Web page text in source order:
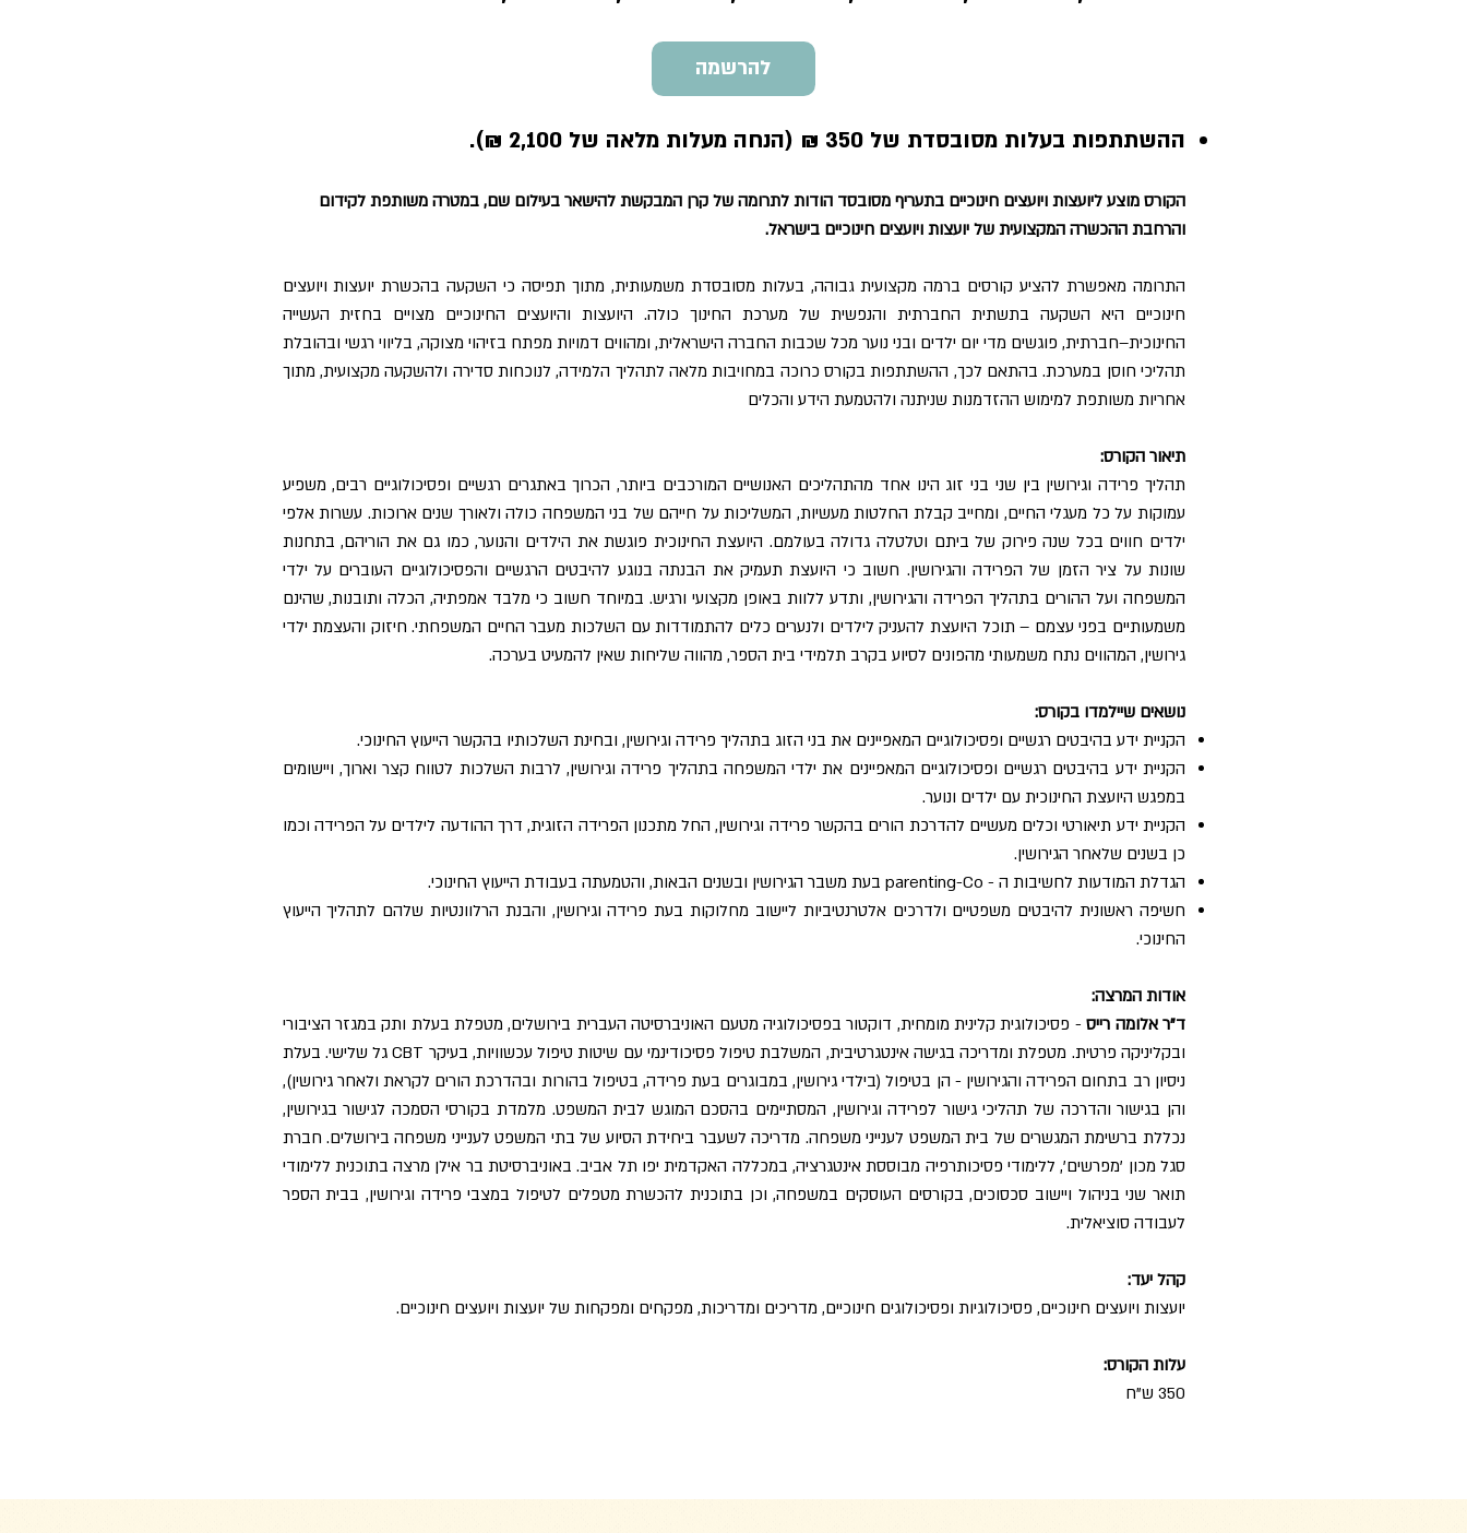
להרשמה
ההשתתפות בעלות מסובסדת של 350 ₪ (הנחה מעלות מלאה של 2,100 ₪).
הקורס מוצע ליועצות ויועצים חינוכיים בתעריף מסובסד הודות לתרומה של קרן המבקשת להישאר בעילום שם, במטרה משותפת לקידום
והרחבת ההכשרה המקצועית של יועצות ויועצים חינוכיים בישראל.
התרומה מאפשרת להציע קורסים ברמה מקצועית גבוהה, בעלות מסובסדת משמעותית, מתוך תפיסה כי השקעה בהכשרת יועצות ויועצים
חינוכיים היא השקעה בתשתית החברתית והנפשית של מערכת החינוך כולה. היועצות והיועצים החינוכיים מצויים בחזית העשייה
החינוכית–חברתית, פוגשים מדי יום ילדים ובני נוער מכל שכבות החברה הישראלית, ומהווים דמויות מפתח בזיהוי מצוקה, בליווי רגשי ובהובלת
תהליכי חוסן במערכת. בהתאם לכך, ההשתתפות בקורס כרוכה במחויבות מלאה לתהליך הלמידה, לנוכחות סדירה ולהשקעה מקצועית, מתוך
אחריות משותפת למימוש ההזדמנות שניתנה ולהטמעת הידע והכלים
תיאור הקורס:
תהליך פרידה וגירושין בין שני בני זוג הינו אחד מהתהליכים האנושיים המורכבים ביותר, הכרוך באתגרים רגשיים ופסיכולוגיים רבים, משפיע
עמוקות על כל מעגלי החיים, ומחייב קבלת החלטות מעשיות, המשליכות על חייהם של בני המשפחה כולה ולאורך שנים ארוכות. עשרות אלפי
ילדים חווים בכל שנה פירוק של ביתם וטלטלה גדולה בעולמם. היועצת החינוכית פוגשת את הילדים והנוער, כמו גם את הוריהם, בתחנות
שונות על ציר הזמן של הפרידה והגירושין. חשוב כי היועצת תעמיק את הבנתה בנוגע להיבטים הרגשיים והפסיכולוגיים העוברים על ילדי
המשפחה ועל ההורים בתהליך הפרידה והגירושין, ותדע ללוות באופן מקצועי ורגיש. במיוחד חשוב כי מלבד אמפתיה, הכלה ותובנות, שהינם
משמעותיים בפני עצמם – תוכל היועצת להעניק לילדים ולנערים כלים להתמודדות עם השלכות מעבר החיים המשפחתי. חיזוק והעצמת ילדי
גירושין, המהווים נתח משמעותי מהפונים לסיוע בקרב תלמידי בית הספר, מהווה שליחות שאין להמעיט בערכה.
נושאים שיילמדו בקורס:
הקניית ידע בהיבטים רגשיים ופסיכולוגיים המאפיינים את בני הזוג בתהליך פרידה וגירושין, ובחינת השלכותיו בהקשר הייעוץ החינוכי.
הקניית ידע בהיבטים רגשיים ופסיכולוגיים המאפיינים את ילדי המשפחה בתהליך פרידה וגירושין, לרבות השלכות לטווח קצר וארוך, ויישומים
במפגש היועצת החינוכית עם ילדים ונוער.
הקניית ידע תיאורטי וכלים מעשיים להדרכת הורים בהקשר פרידה וגירושין, החל מתכנון הפרידה הזוגית, דרך ההודעה לילדים על הפרידה וכמו
כן בשנים שלאחר הגירושין.
הגדלת המודעות לחשיבות ה - parenting-Co בעת משבר הגירושין ובשנים הבאות, והטמעתה בעבודת הייעוץ החינוכי.
חשיפה ראשונית להיבטים משפטיים ולדרכים אלטרנטיביות ליישוב מחלוקות בעת פרידה וגירושין, והבנת הרלוונטיות שלהם לתהליך הייעוץ
החינוכי.
אודות המרצה:
ד"ר אלומה רייס- פסיכולוגית קלינית מומחית, דוקטור בפסיכולוגיה מטעם האוניברסיטה העברית בירושלים, מטפלת בעלת ותק במגזר הציבורי
ובקליניקה פרטית. מטפלת ומדריכה בגישה אינטגרטיבית, המשלבת טיפול פסיכודינמי עם שיטות טיפול עכשוויות, בעיקר CBT גל שלישי. בעלת
ניסיון רב בתחום הפרידה והגירושין - הן בטיפול (בילדי גירושין, במבוגרים בעת פרידה, בטיפול בהורות ובהדרכת הורים לקראת ולאחר גירושין),
והן בגישור והדרכה של תהליכי גישור לפרידה וגירושין, המסתיימים בהסכם המוגש לבית המשפט. מלמדת בקורסי הסמכה לגישור בגירושין,
נכללת ברשימת המגשרים של בית המשפט לענייני משפחה. מדריכה לשעבר ביחידת הסיוע של בתי המשפט לענייני משפחה בירושלים. חברת
סגל מכון 'מפרשים', ללימודי פסיכותרפיה מבוססת אינטגרציה, במכללה האקדמית יפו תל אביב. באוניברסיטת בר אילן מרצה בתוכנית ללימודי
תואר שני בניהול ויישוב סכסוכים, בקורסים העוסקים במשפחה, וכן בתוכנית להכשרת מטפלים לטיפול במצבי פרידה וגירושין, בבית הספר
לעבודה סוציאלית.
קהל יעד:
יועצות ויועצים חינוכיים, פסיכולוגיות ופסיכולוגים חינוכיים, מדריכים ומדריכות, מפקחים ומפקחות של יועצות ויועצים חינוכיים.
עלות הקורס:
350 ש"ח